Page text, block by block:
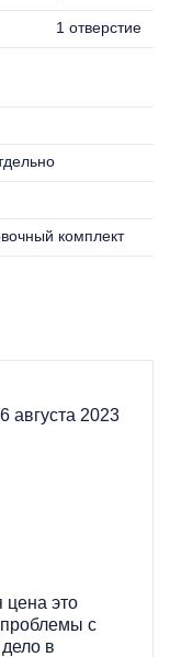
1 отверстие
комплект
августа 2023
цена это
проблемы с
в